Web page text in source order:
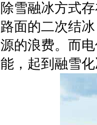
除雪融冰方式
路面的二次结
源的浪费。而
能，起到融雪